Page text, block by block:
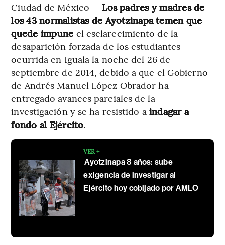
Ciudad de México — Los padres y madres de
los 43 normalistas de Ayotzinapa temen que
quede impune el esclarecimiento de la
desaparición forzada de los estudiantes
ocurrida en Iguala la noche del 26 de
septiembre de 2014, debido a que el Gobierno
de Andrés Manuel López Obrador ha
entregado avances parciales de la
investigación y se ha resistido aindagar a
fondo al Ejército.
VER +
Ayotzinapa 8 años: sube
exigencia de investigar al
Ejército hoy cobijado por AMLO